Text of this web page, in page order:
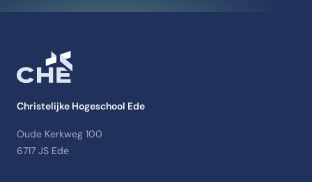
Christelijke Hogeschool Ede
Oude Kerkweg 100
6717 JS Ede